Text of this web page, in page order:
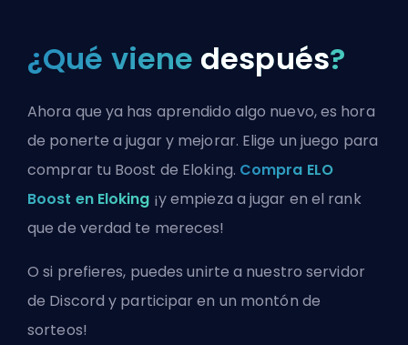
¿Qué viene después?
Ahora que ya has aprendido algo nuevo, es hora
de ponerte a jugar y mejorar. Elige un juego para
comprar tu Boost de Eloking. Compra ELO
Boost en Eloking ¡y empieza a jugar en el rank
que de verdad te mereces!
O si prefieres, puedesunirte a nuestro servidor
de Discord y participar en un montón de
sorteos!